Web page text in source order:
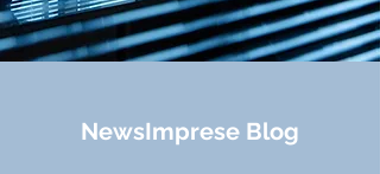
NewsImprese Blog